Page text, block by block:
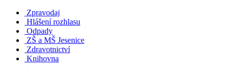
Zpravodaj
Hlášení rozhlasu
Odpady
ZŠ a MŠ Jesenice
Zdravotnictví
Knihovna